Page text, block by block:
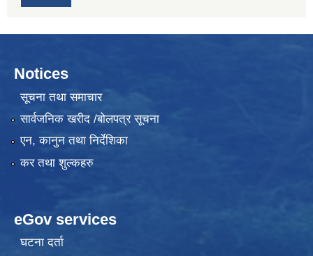
Notices
सूचना तथा समाचार
सार्वजनिक खरीद /बोलपत्र सूचना
एन, कानुन तथा निर्देशिका
कर तथा शुल्कहरु
eGov services
घटना दर्ता